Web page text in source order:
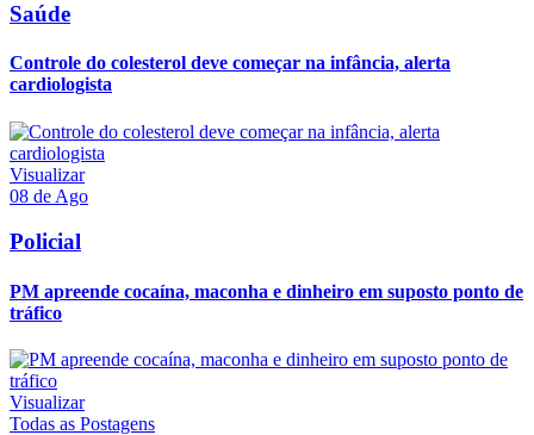
Saúde
Controle do colesterol deve começar na infância, alerta
cardiologista
Visualizar
08 de Ago
Policial
PM apreende cocaína, maconha e dinheiro em suposto ponto de
tráfico
Visualizar
Todas as Postagens